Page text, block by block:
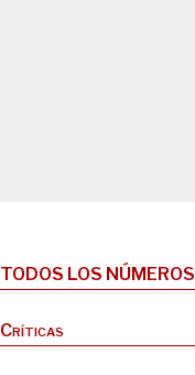
TODOS LOS NÚMEROS
Críticas